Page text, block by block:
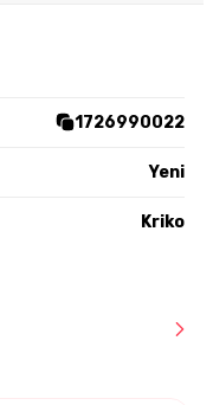
1726990022
Yeni
Kriko